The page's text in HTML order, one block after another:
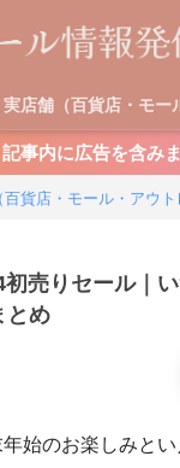
実店舗（百貨店・モー
記事内に広告を含み
貨店・モール・アウト
売りセール｜
とめ
始のお楽しみと